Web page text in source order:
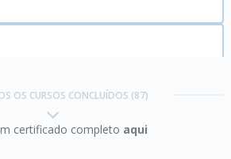
para líderes
em 12/06/2026
OS CURSOS CONCLUÍDOS (87)
certificado completo aqui